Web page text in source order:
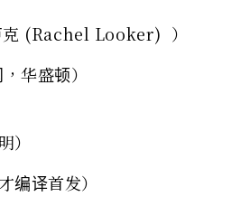
克 (Rachel Looker) ）
华盛顿）
）
编译首发）